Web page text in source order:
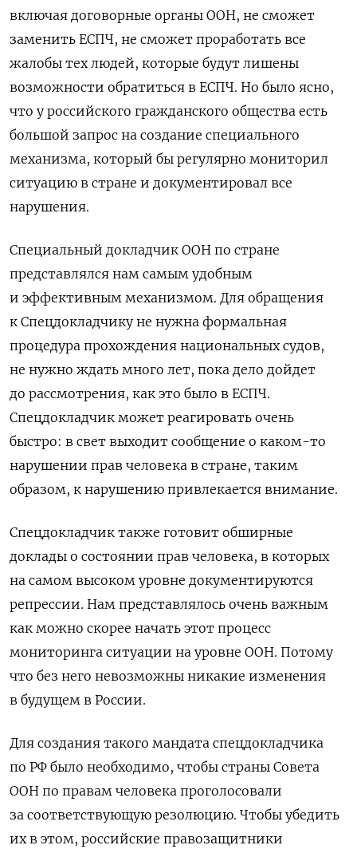
включая договорные органы ООН, не сможет
заменить ЕСПЧ, не сможет проработать все
жалобы тех людей, которые будут лишены
возможности обратиться в ЕСПЧ. Но было ясно,
что у российского гражданского общества есть
большой запрос на создание специального
механизма, который бы регулярно мониторил
ситуацию в стране и документировал все
нарушения.
Специальный докладчик ООН по стране
представлялся нам самым удобным
и эффективным механизмом. Для обращения
к Спецдокладчику не нужна формальная
процедура прохождения национальных судов,
не нужно ждать много лет, пока дело дойдет
до рассмотрения, как это было в ЕСПЧ.
Спецдокладчик может реагировать очень
быстро: в свет выходит сообщение о каком-то
нарушении прав человека в стране, таким
образом, к нарушению привлекается внимание.
Спецдокладчик также готовит обширные
доклады о состоянии прав человека, в которых
на самом высоком уровне документируются
репрессии. Нам представлялось очень важным
как можно скорее начать этот процесс
мониторинга ситуации на уровне ООН. Потому
что без него невозможны никакие изменения
в будущем в России.
Для создания такого мандата спецдокладчика
по РФ было необходимо, чтобы страны Совета
ООН по правам человека проголосовали
за соответствующую резолюцию. Чтобы убедить
их в этом, российские правозащитники